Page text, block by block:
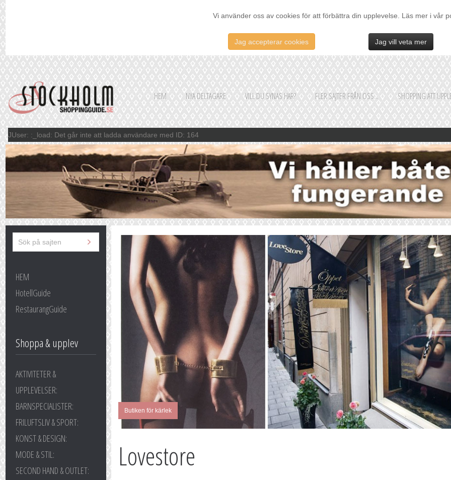
Vi använder oss av cookies för att förbättra din upplevelse. Läs mer i vår
Jag accepterar cookies Jag vill veta mer
HEM NYA DELTAGARE VILL DU SYNAS HÄR? FLER SAJTER FRÅN OSS... SHOPPING ATT
JUser: :_load: Det går inte att ladda användare med ID: 164
HEM
HotellGuide
RestaurangGuide
Shoppa & upplev
AKTIVITETER &
UPPLEVELSER:
BARNSPECIALISTER:
FRILUFTSLIV & SPORT:
KONST & DESIGN:
MODE & STIL:
SECOND HAND & OUTLET:
Butiken för kärlek
Lovestore